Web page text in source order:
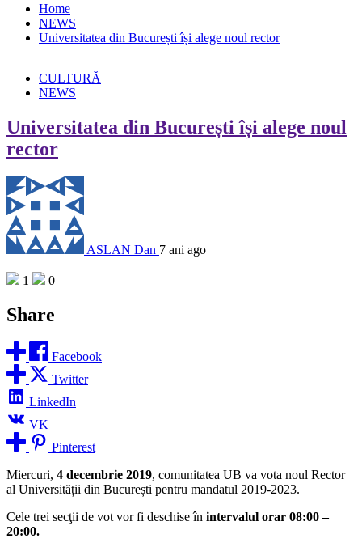
Home
NEWS
Universitatea din București își alege noul rector
CULTURĂ
NEWS
Universitatea din București își alege noul
rector
ASLAN Dan 7 ani ago
1 0
Share
Facebook
Twitter
LinkedIn
VK
Pinterest
Miercuri, 4 decembrie 2019, comunitatea UB va vota noul Rector
al Universității din București pentru mandatul 2019-2023.
Cele trei secţii de vot vor fi deschise în intervalul orar 08:00 –
20:00.